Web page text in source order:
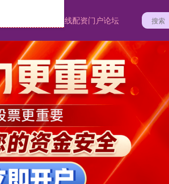
在线配资门户论坛